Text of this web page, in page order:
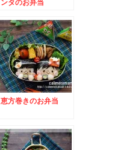
ンタのお弁当
恵方巻きのお弁当